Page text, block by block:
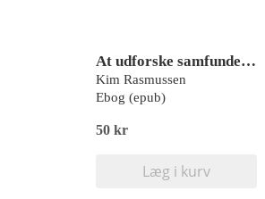
At udforske samfundet ud fra eksisterende fotografier
Kim Rasmussen
Ebog (epub)
50 kr
Læg i kurv